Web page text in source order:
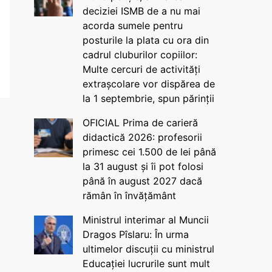
deciziei ISMB de a nu mai
acorda sumele pentru
posturile la plata cu ora din
cadrul cluburilor copiilor:
Multe cercuri de activități
extrașcolare vor dispărea de
la 1 septembrie, spun părinții
OFICIAL Prima de carieră
didactică 2026: profesorii
primesc cei 1.500 de lei până
la 31 august și îi pot folosi
până în august 2027 dacă
rămân în învățământ
Ministrul interimar al Muncii
Dragos Pîslaru: În urma
ultimelor discuții cu ministrul
Educației lucrurile sunt mult